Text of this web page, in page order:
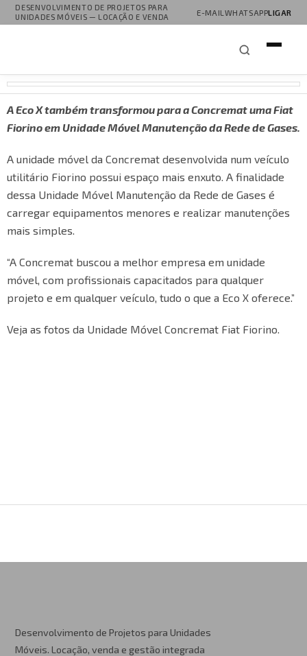
DESENVOLVIMENTO DE PROJETOS PARA
UNIDADES MÓVEIS — LOCAÇÃO E VENDA
E-MAIL WHATSAPPLIGAR
A Eco X também transformou para a Concremat uma Fiat
Fiorino em Unidade Móvel Manutenção da Rede de Gases.
A unidade móvel da Concremat desenvolvida num veículo
utilitário Fiorino possui espaço mais enxuto. A finalidade
dessa Unidade Móvel Manutenção da Rede de Gases é
carregar equipamentos menores e realizar manutenções
mais simples.
“A Concremat buscou a melhor empresa em unidade
móvel, com profissionais capacitados para qualquer
projeto e em qualquer veículo, tudo o que a Eco X oferece.”
Veja as fotos da Unidade Móvel Concremat Fiat Fiorino.
Desenvolvimento de Projetos para Unidades
Móveis. Locação, venda e gestão integrada